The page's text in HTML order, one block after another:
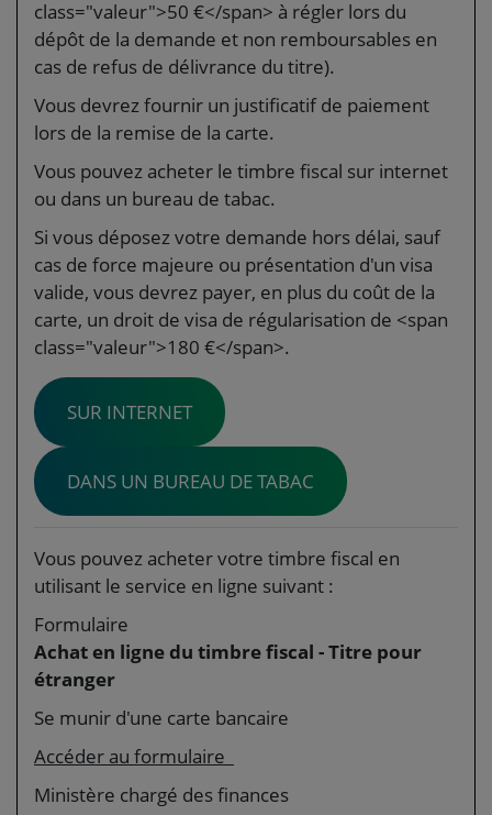
class="valeur">50 €</span> à régler lors du
dépôt de la demande et non remboursables en
cas de refus de délivrance du titre).
Vous devrez fournir un justificatif de paiement
lors de la remise de la carte.
Vous pouvez acheter le timbre fiscal sur internet
ou dans un bureau de tabac.
Si vous déposez votre demande hors délai, sauf
cas de force majeure ou présentation d'un visa
valide, vous devrez payer, en plus du coût de la
carte, un droit de visa de régularisation de <span
class="valeur">180 €</span>.
SUR INTERNET
DANS UN BUREAU DE TABAC
Vous pouvez acheter votre timbre fiscal en
utilisant le service en ligne suivant :
Formulaire
Achat en ligne du timbre fiscal - Titre pour
étranger
Se munir d'une carte bancaire
Accéder au formulaire
Ministère chargé des finances